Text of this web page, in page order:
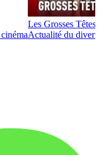
Les Grosses Têtes
Actualité du